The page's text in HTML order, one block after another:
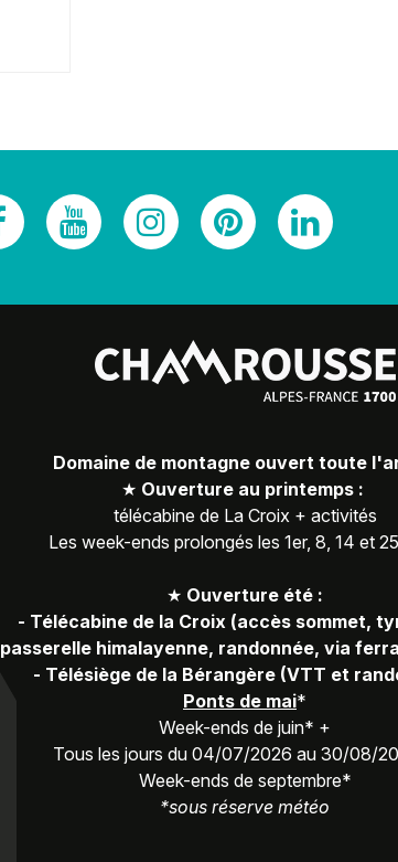
Domaine de montagne ouvert toute
★ Ouverture au printemps :
télécabine de La Croix + activités
Les week-ends prolongés les 1er, 8, 14 et
★ Ouverture été :
- Télécabine de la Croix (accès sommet,
passerelle himalayenne, randonnée, via
- Télésiège de la Bérangère (VTT et
Ponts de mai*
Week-ends de juin* +
Tous les jours du 04/07/2026 au 30/08/
Week-ends de septembre*
*sous réserve météo